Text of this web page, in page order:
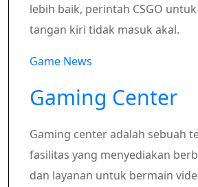
lebih baik, perintah CSGO
tangan kiri tidak masuk akal.
Game News
Gaming Center
Gaming center adalah sebuah
fasilitas yang menyediakan
dan layanan untuk bermain